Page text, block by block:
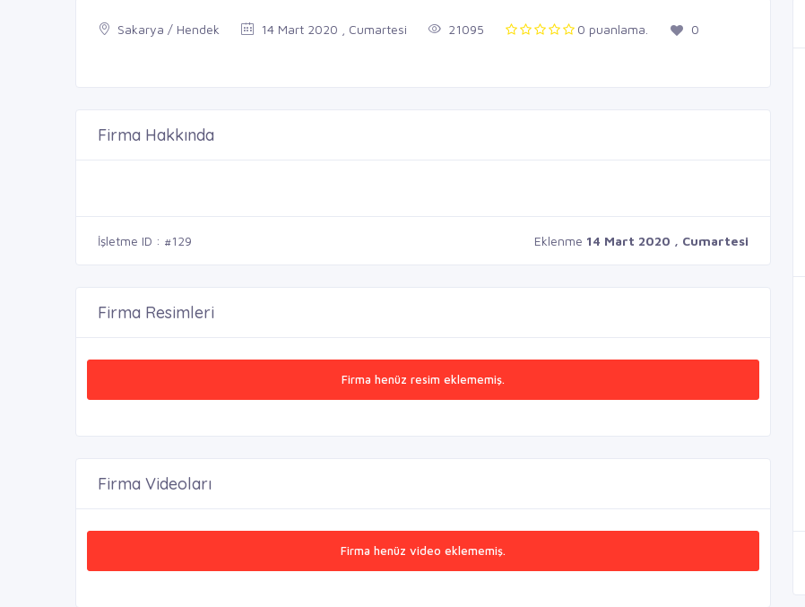
Sakarya / Hendek 14 Mart 2020 , Cumartesi 21095 0 puanlama. 0
Firma Hakkında
İşletme ID : #129 Eklenme 14 Mart 2020 , Cumartesi
Firma Resimleri
Firma henüz resim eklememiş.
Firma Videoları
Firma henüz video eklememiş.